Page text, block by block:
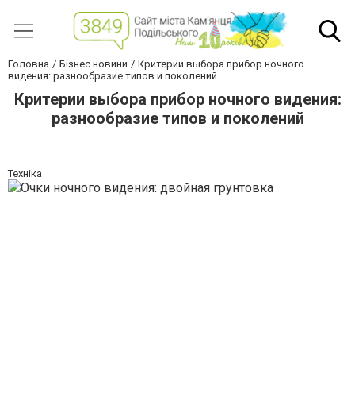
Головна Бізнес новини
Критерии выбора прибор ночного
видения: разнообразие типов и поколений
Критерии выбора прибор ночного видения:
разнообразие типов и поколений
Техніка